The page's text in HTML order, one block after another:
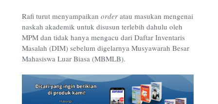
Rafi turut menyampaikan order atau masukan mengenai
naskah akademik untuk disusun terlebih dahulu oleh
MPM dan tidak hanya mengacu dari Daftar Inventaris
Masalah (DIM) sebelum digelarnya Musyawarah Besar
Mahasiswa Luar Biasa (MBMLB).